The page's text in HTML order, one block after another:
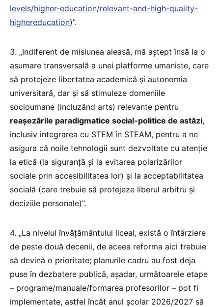
levels/higher-education/relevant-and-high-quality-
highereducation)”.
3. „Indiferent de misiunea aleasă, mă aștept însă la o
asumare transversală a unei platforme umaniste, care
să protejeze libertatea academică și autonomia
universitară, dar și să stimuleze domeniile
socioumane (incluzând arts) relevante pentru
reașezările paradigmatice social-politice de astăzi,
inclusiv integrarea cu STEM în STEAM, pentru a ne
asigura că noile tehnologii sunt dezvoltate cu atenție
la etică (la siguranță și la evitarea polarizărilor
sociale prin accesibilitatea lor) și la acceptabilitatea
socială (care trebuie să protejeze liberul arbitru și
deciziile personale)”.
4. „La nivelul învățământului liceal, există o întârziere
de peste două decenii, de aceea reforma aici trebuie
să devină o prioritate; planurile cadru au fost deja
puse în dezbatere publică, așadar, următoarele etape
– programe/manuale/formarea profesorilor – pot fi
implementate, astfel încât anul școlar 2026/2027 să